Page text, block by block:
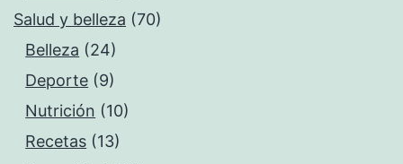
Salud y belleza (70)
Belleza (24)
Deporte (9)
Nutrición (10)
Recetas (13)